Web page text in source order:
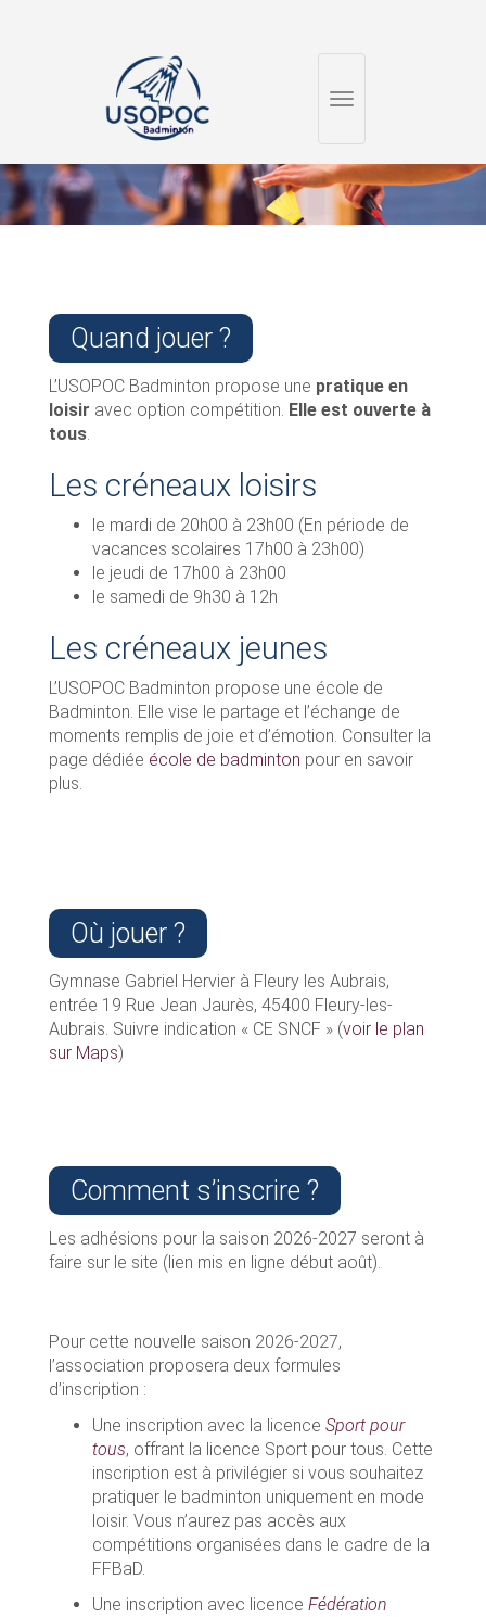
Toggle
Quand jouer ?
L’USOPOC Badminton propose une pratique en
loisir avec option compétition. Elle est ouverte à
tous.
Les créneaux loisirs
le mardi de 20h00 à 23h00 (En période de
vacances scolaires 17h00 à 23h00)
le jeudi de 17h00 à 23h00
le samedi de 9h30 à 12h
Les créneaux jeunes
L’USOPOC Badminton propose une école de
Badminton. Elle vise le partage et l’échange de
moments remplis de joie et d’émotion. Consulter la
page dédiée école de badminton pour en savoir
plus.
Où jouer ?
Gymnase Gabriel Hervier à Fleury les Aubrais,
entrée 19 Rue Jean Jaurès, 45400 Fleury-les-
Aubrais. Suivre indication « CE SNCF » (voir le plan
sur Maps)
Comment s’inscrire ?
Les adhésions pour la saison 2026-2027 seront à
faire sur le site (lien mis en ligne début août).
Pour cette nouvelle saison 2026-2027,
l’association proposera deux formules
d’inscription :
Une inscription avec la licence Sport pour
tous, offrant la licence Sport pour tous. Cette
inscription est à privilégier si vous souhaitez
pratiquer le badminton uniquement en mode
loisir. Vous n’aurez pas accès aux
compétitions organisées dans le cadre de la
FFBaD.
Une inscription avec licence Fédération